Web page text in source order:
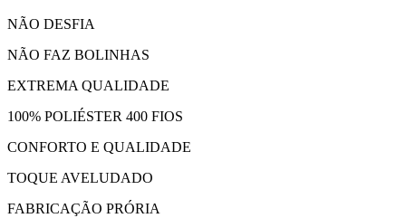
NÃO DESFIA
NÃO FAZ BOLINHAS
EXTREMA QUALIDADE
100% POLIÉSTER 400 FIOS
CONFORTO E QUALIDADE
TOQUE AVELUDADO
FABRICAÇÃO PRÓRIA